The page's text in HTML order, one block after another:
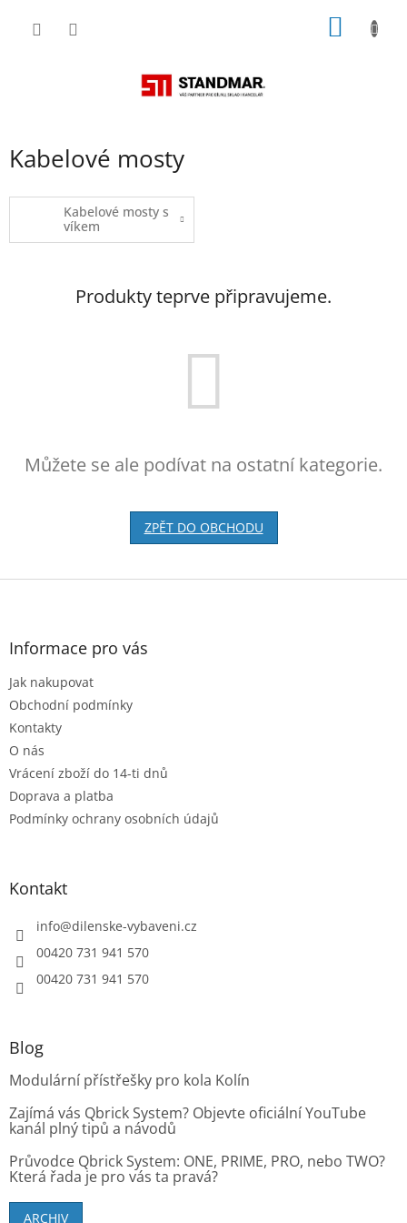
Kabelové mosty
Kabelové mosty s
víkem
Produkty teprve připravujeme.
Můžete se ale podívat na ostatní kategorie.
ZPĚT DO OBCHODU
Z
Informace pro vás
Jak nakupovat
Obchodní podmínky
Kontakty
O nás
Vrácení zboží do 14-ti dnů
Doprava a platba
Podmínky ochrany osobních údajů
Kontakt
info@dilenske-vybaveni.cz
00420 731 941 570
00420 731 941 570
Blog
Modulární přístřešky pro kola Kolín
Zajímá vás Qbrick System? Objevte oficiální YouTube
kanál plný tipů a návodů
Průvodce Qbrick System: ONE, PRIME, PRO, nebo TWO?
Která řada je pro vás ta pravá?
ARCHIV